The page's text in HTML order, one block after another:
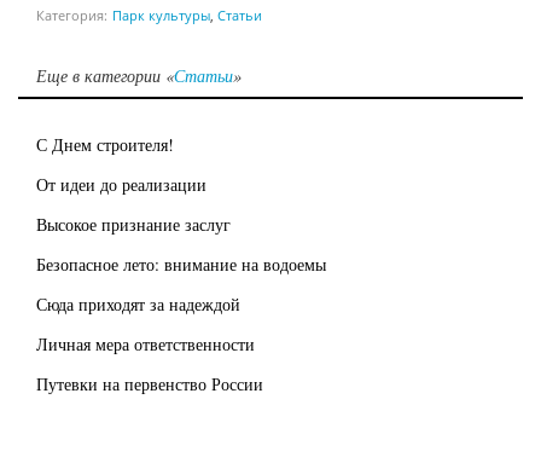
Категория: Парк культуры, Статьи
Еще в категории «Статьи»
С Днем строителя!
От идеи до реализации
Высокое признание заслуг
Безопасное лето: внимание на водоемы
Сюда приходят за надеждой
Личная мера ответственности
Путевки на первенство России